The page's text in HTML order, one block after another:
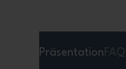
Präsentation